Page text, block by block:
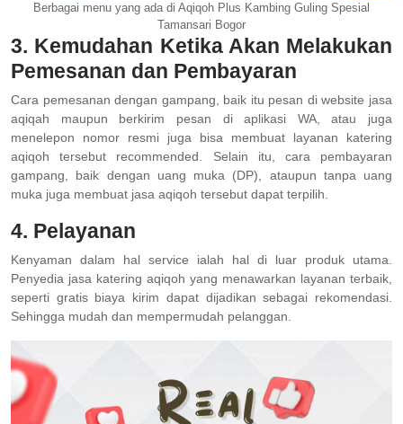
Berbagai menu yang ada di Aqiqoh Plus Kambing Guling Spesial
Tamansari Bogor
3. Kemudahan Ketika Akan Melakukan
Pemesanan dan Pembayaran
Cara pemesanan dengan gampang, baik itu pesan di website jasa
aqiqah maupun berkirim pesan di aplikasi WA, atau juga
menelepon nomor resmi juga bisa membuat layanan katering
aqiqoh tersebut recommended. Selain itu, cara pembayaran
gampang, baik dengan uang muka (DP), ataupun tanpa uang
muka juga membuat jasa aqiqoh tersebut dapat terpilih.
4. Pelayanan
Kenyaman dalam hal service ialah hal di luar produk utama.
Penyedia jasa katering aqiqoh yang menawarkan layanan terbaik,
seperti gratis biaya kirim dapat dijadikan sebagai rekomendasi.
Sehingga mudah dan mempermudah pelanggan.